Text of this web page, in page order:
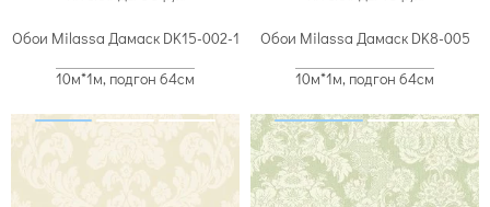
Обои Milassa Дамаск DK15-002-1
10м*1м, подгон 64см
Обои Milassa Дамаск DK8-005
10м*1м, подгон 64см